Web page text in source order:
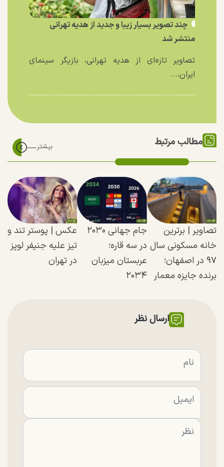
چند تصویر بسیار زیبا و جدید از هدیه تهرانی
منتشر شد
تصاویر تازه‌ای از هدیه تهرانی، بازیگر سینمای
ایران،...
مطالب مرتبط
تصاویر | برترین
خانه مسکونی سال
۹۷ در اصفهان؛
برنده جایزه معمار
جام جهانی ۲۰۳۰
در سه قاره؛
عربستان میزبان
۲۰۳۴
عکس | پوستر تند و
تیز علیه جنیفر لوپز
در تهران
ارسال نظر